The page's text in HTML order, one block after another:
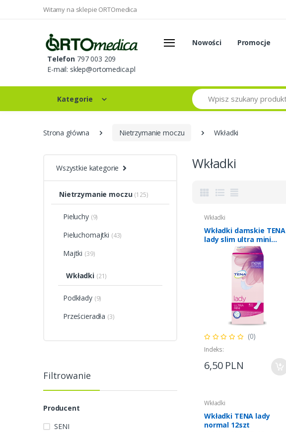
Witamy na sklepie ORTOmedica
Nowości Promocje
Telefon 797 003 209
E-mail: sklep@ortomedica.pl
Kategorie
Szukaj
Strona główna Nietrzymanie moczu Wkładki
Wszystkie kategorie
Nietrzymanie moczu (125)
Pieluchy (9)
Pieluchomajtki (43)
Majtki (39)
Wkładki (21)
Podkłady (9)
Prześcieradła (3)
Filtrowanie
Producent
SENI
Wkładki
Wkładki
Wkładki damskie TENA
lady slim ultra mini
(0)
Indeks:
6,50 PLN
Wkładki
Wkładki TENA lady
normal 12szt